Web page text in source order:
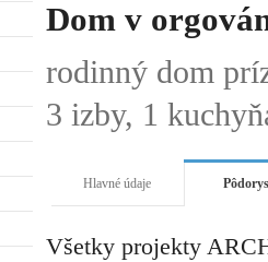
Dom v
rodinný dom
3 izby, 1
Hlavné údaje
Všetky projekty